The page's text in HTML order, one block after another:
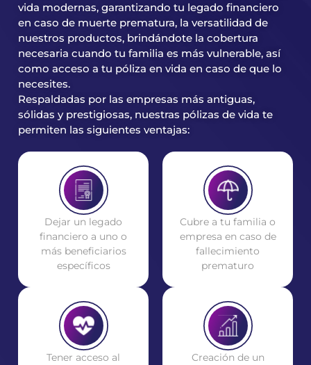
vida modernas, garantizando tu legado financiero
en caso de muerte prematura, la versatilidad de
nuestros productos, brindándote la cobertura
necesaria cuando tu familia es más vulnerable, así
como acceso a tu póliza en vida en caso de que lo
necesites.
Respaldadas por las empresas más antiguas,
sólidas y prestigiosas, nuestras pólizas de vida te
permiten las siguientes ventajas:
Dejar un legado
financiero a uno o
más beneficiarios
específicos
Tener acceso al
Cubre a tu familia o
empresa en caso de
fallecimiento
prematuro
Creación de un